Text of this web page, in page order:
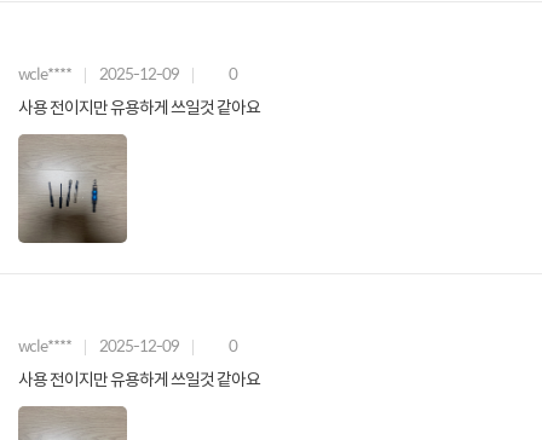
wcle**** 2025-12-09 0
사용 전이지만 유용하게 쓰일것 같아요
wcle**** 2025-12-09 0
사용 전이지만 유용하게 쓰일것 같아요